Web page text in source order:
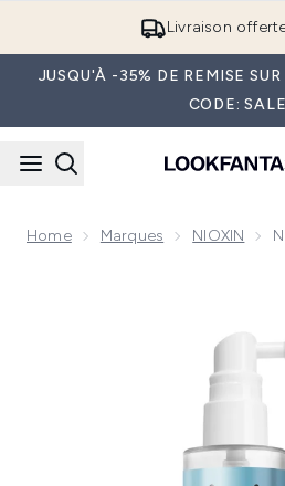
Parrainez &
JUSQU'À -35% DE REMISE SUR
CODE:
Home Marques NIOXIN